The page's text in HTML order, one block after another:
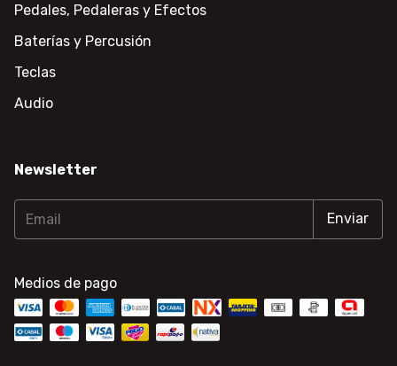
Pedales, Pedaleras y Efectos
Baterías y Percusión
Teclas
Audio
Newsletter
Medios de pago